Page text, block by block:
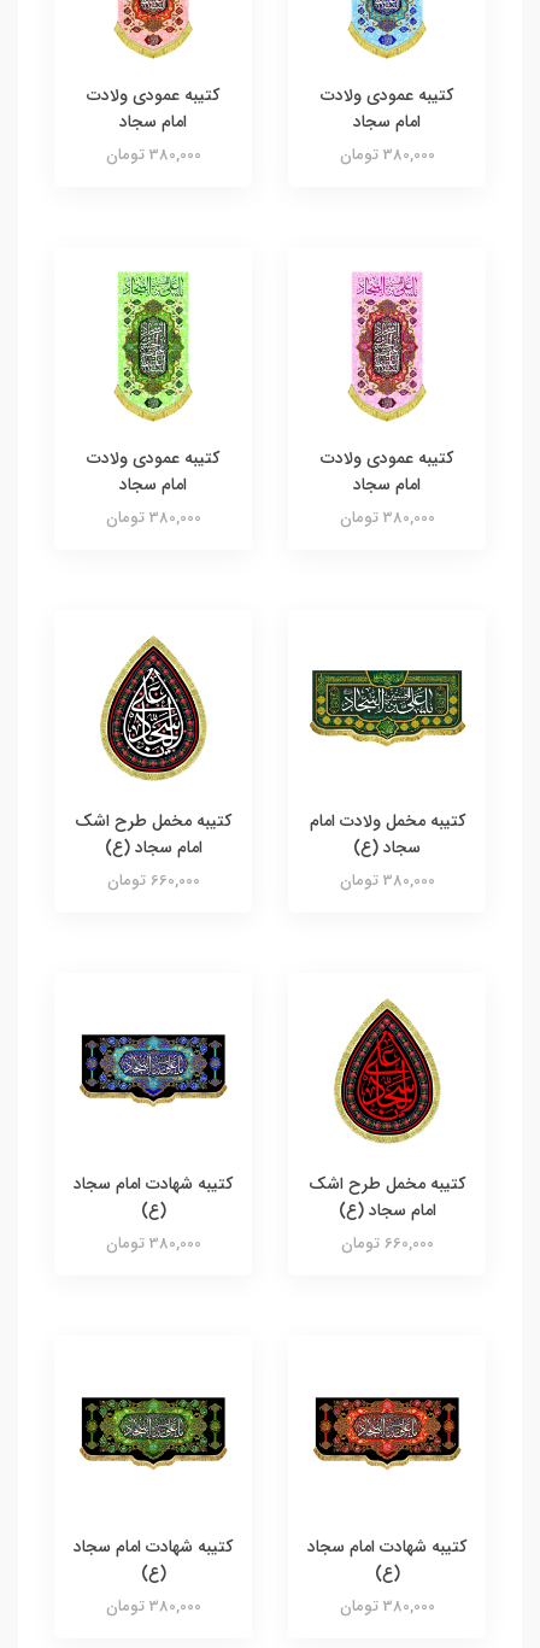
کتیبه عمودی ولادت
امام سجاد
380,000 تومان
کتیبه عمودی ولادت
امام سجاد
380,000 تومان
کتیبه عمودی ولادت
امام سجاد
380,000 تومان
کتیبه عمودی ولادت
امام سجاد
380,000 تومان
کتیبه مخمل ولادت امام
سجاد (ع)
380,000 تومان
کتیبه مخمل طرح اشک
امام سجاد (ع)
660,000 تومان
کتیبه مخمل طرح اشک
امام سجاد (ع)
660,000 تومان
کتیبه شهادت امام سجاد
(ع)
380,000 تومان
کتیبه شهادت امام سجاد
(ع)
380,000 تومان
کتیبه شهادت امام سجاد
(ع)
380,000 تومان